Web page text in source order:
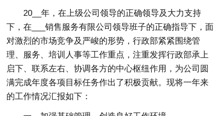
20__年，在上级公司领导的正确领导及大力支持
下，在___销售服务有限公司领导班子的正确指导下，面
对激烈的市场竞争及严峻的形势，行政部紧紧围绕管
理、服务、培训人事等工作重点，注重发挥行政部承上
启下、联系左右、协调各方的中心枢纽作用，为公司圆
满完成年度各项目标任务作出了积极贡献。现将一年来
的工作情况汇报如下：